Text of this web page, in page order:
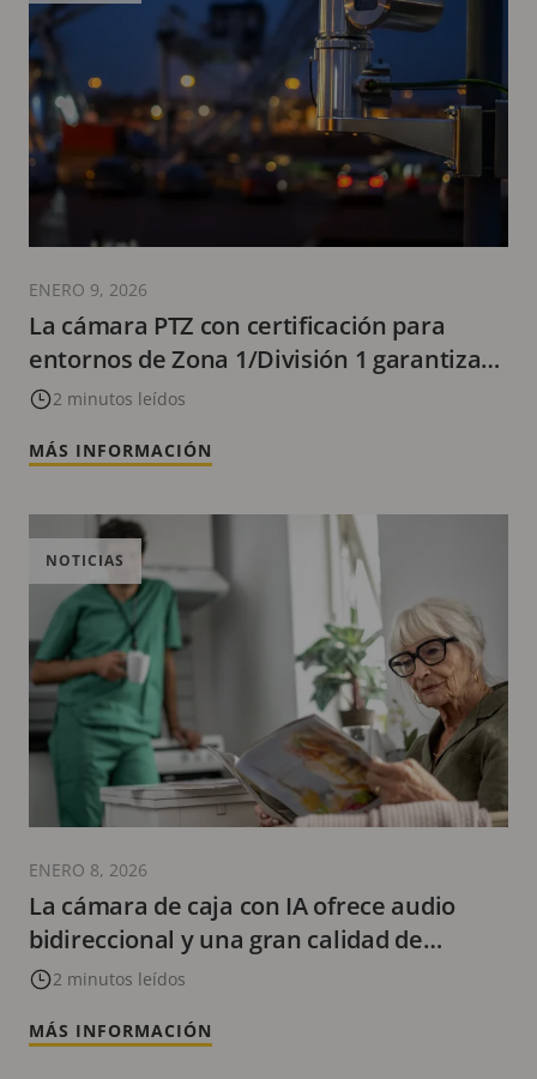
La cámara PTZ con certificación para
entornos de Zona 1/División 1 garantiza
operaciones seguras en entornos
2 minutos leídos
ENERO 9, 2026
MÁS INFORMACIÓN
La cámara de caja con IA ofrece audio
bidireccional y una gran calidad de
imagen tanto de día como de noche
2 minutos leídos
NOTICIAS
ENERO 8, 2026
MÁS INFORMACIÓN